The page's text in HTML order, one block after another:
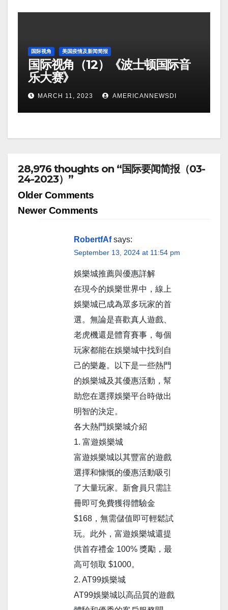
国际视角 美国疫情及新闻简报
国际视角（12）《波士顿国际音
乐大赛》
MARCH 11, 2023 AMERICANNEWSDI
28,976 thoughts on “国际要闻简报（03-
24-2023）”
Comment
navigation
Older Comments
Newer Comments
RobertfAf says:
September 13, 2024 at 11:54 pm
娛樂城推薦與優惠詳解
在現今的娛樂世界中，線上
娛樂城已成為眾多玩家的首
選。無論是喜歡真人遊戲、
老虎機還是體育賽事，每個
玩家都能在娛樂城中找到自
己的樂趣。以下是一些熱門
的娛樂城及其優惠活動，幫
助您在選擇娛樂平台時做出
明智的決定。
各大熱門娛樂城介紹
1. 富遊娛樂城
富遊娛樂城以其豐富的遊戲
選擇和慷慨的優惠活動吸引
了大量玩家。新會員只需註
冊即可免費獲得體驗金
$168，無需儲值即可輕鬆試
玩。此外，富遊娛樂城還提
供首存禮金 100% 獎勵，最
高可領取 $1000。
2. AT99娛樂城
AT99娛樂城以高品質的遊戲